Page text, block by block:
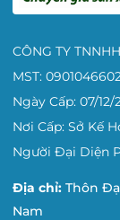
Điện
Tại Nghệ
Vĩnh, TP.
Điện
CÔNG TY
MST:
Ngày Cấp: 07/12/
Nơi Cấp: Sở Kế
Người Đại Diện
Địa chỉ: Thôn
Nam